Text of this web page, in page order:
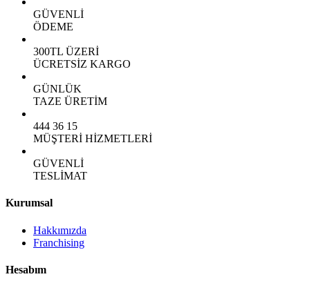
GÜVENLİ
ÖDEME
300TL ÜZERİ
ÜCRETSİZ KARGO
GÜNLÜK
TAZE ÜRETİM
444 36 15
MÜŞTERİ HİZMETLERİ
GÜVENLİ
TESLİMAT
Kurumsal
Hakkımızda
Franchising
Hesabım